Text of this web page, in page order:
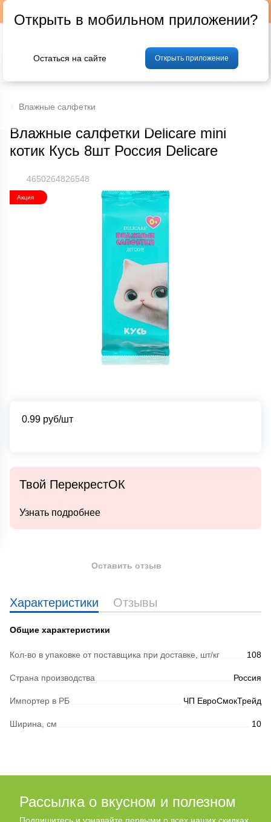
Фрукты и овощи Мясо Птица
Влажные салфетки
Влажные салфетки Delicare mini
котик Кусь 8шт Россия Delicare
4650264826548
Акция
0.99 руб/шт
Характеристики Отзывы
Общие характеристики
Кол-во в упаковке от поставщика при доставке, шт/кг 108
Страна производства Россия
Импортер в РБ ЧП ЕвроСмокТрейд
Ширина, см 10
Твой ПерекрестОК
Узнать подробнее
Оставить отзыв
Рассылка о вкусном и полезном
Открыть в мобильном приложении?
Остаться на сайте Открыть приложение